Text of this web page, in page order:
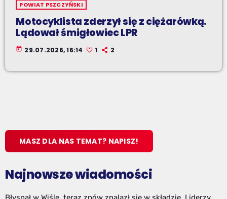
POWIAT PSZCZYŃSKI
Motocyklista zderzył się z ciężarówką.
Lądował śmigłowiec LPR
today 29.07.2026, 16:14 1 2
MASZ DLA NAS TEMAT? NAPISZ!
Najnowsze wiadomości